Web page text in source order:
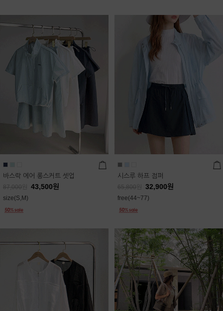
바스락 에어 롱스커트 셋업
87,000 43,500원
size(S,M)
시스루 하프 점퍼
65,800 32,900원
free(44~77)